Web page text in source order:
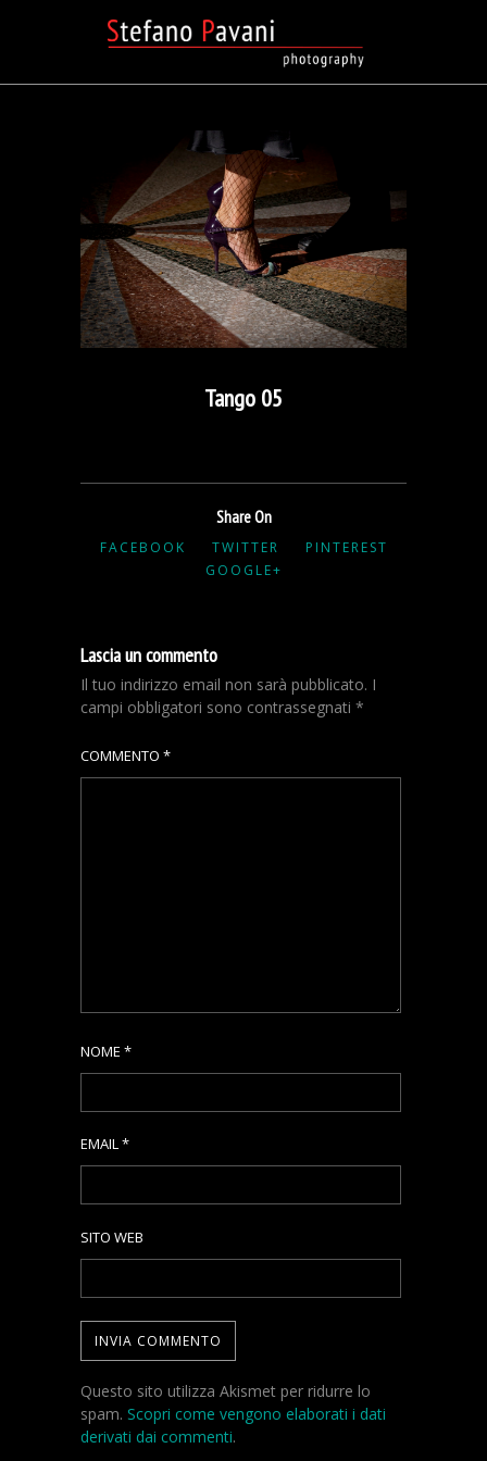
Tango 05
Share On
FACEBOOK TWITTER
PINTEREST
GOOGLE+
Lascia un commento
Il tuo indirizzo email non sarà pubblicato. I
campi obbligatori sono contrassegnati *
COMMENTO *
NOME *
EMAIL*
SITO WEB
Questo sito utilizza Akismet per ridurre lo
spam. Scopri come vengono elaborati i dati
derivati dai commenti.